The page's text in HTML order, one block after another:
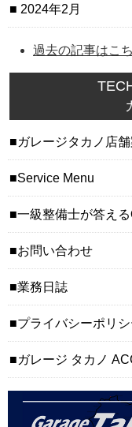
2024年2月
過去の記事はこ
ガレージタカノ店
Service Menu
一級整備士が答え
お問い合わせ
業務日誌
プライバシーポリシ
ガレージ タカノ